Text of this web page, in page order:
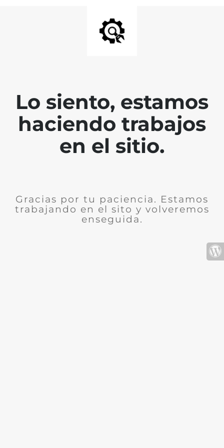
Lo siento, estamos
haciendo trabajos
en el sitio.
Gracias por tu paciencia. Estamos
trabajando en el sito y volveremos
enseguida.